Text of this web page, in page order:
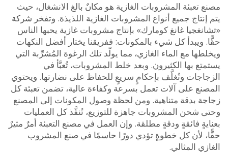
تعبئة المشروبات الغازية هو مكانٌ بالغ الانشغال، حيث
جميع أنواع المشروبات الغازية اللذيذة. وتفخر شركة
غانغ كومارك» بإنتاج مشروبات غازية يحبها الناس
كل شيء بالمكونات: ففريقنا يختار أفضل النكهات
مع الماء الغازي، مما يولّد تلك الرغوة المُشرِّبة التي
بها الكثيرون. وبعد خلط المشروبات، تُعبَّأ في
وتُغلَّف بإحكامٍ سريعٍ للحفاظ على نضارتها. ويحتوي
على آلات تعمل بسرعة وكفاءة عالية، تضمن تعبئة كل
بدقة متناهية. ومن لحظة وصول المكونات إلى المصنع
شحن المشروبات جاهزة للتوزيع، تُنفَّذ كل العمليات
فائقةٍ ودقةٍ مطلقة. وإن العمل في مصنع التعبئة أمرٌ مثيرٌ
لأن كل خطوةٍ تؤدي دورًا حاسمًا في صنع المشروب
المثالي.